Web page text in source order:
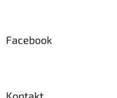
Facebook